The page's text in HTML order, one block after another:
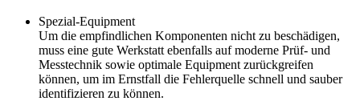
Spezial-Equipment
Um die empfindlichen Komponenten nicht zu beschädigen,
muss eine gute Werkstatt ebenfalls auf moderne Prüf- und
Messtechnik sowie optimale Equipment zurückgreifen
können, um im Ernstfall die Fehlerquelle schnell und sauber
identifizieren zu können.